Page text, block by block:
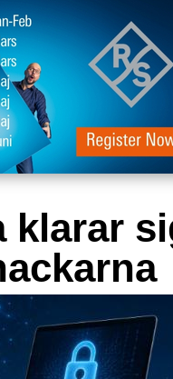
klarar